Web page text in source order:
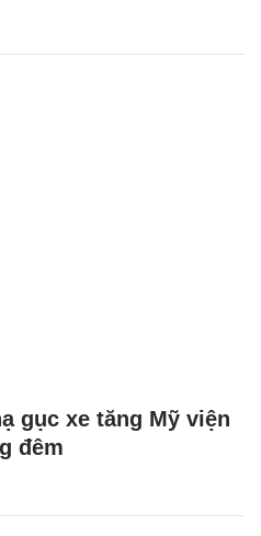
gục xe tăng Mỹ viện
đêm